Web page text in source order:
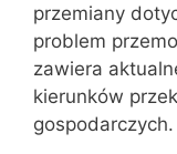
przemiany
problem
zawiera
kierunków
gospodarczych.